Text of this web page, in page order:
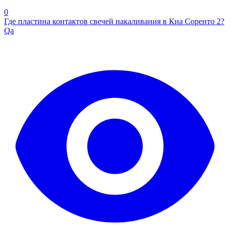
0
Где пластина контактов свечей накаливания в Киа Соренто 2?
Qa